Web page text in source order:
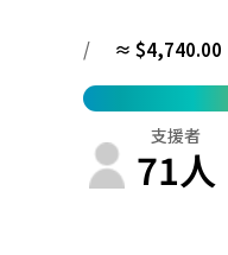
/ ≈ $4,740.00
支援者
71人